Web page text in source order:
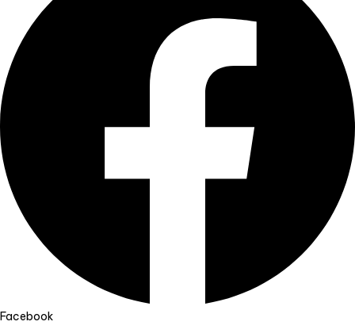
Facebook